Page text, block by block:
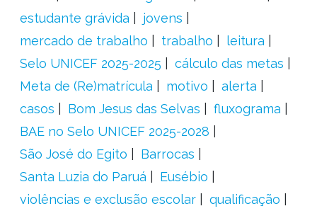
estudante grávida
jovens
mercado de trabalho
trabalho
leitura
Selo UNICEF 2025-2025
cálculo das metas
Meta de (Re)matrícula
motivo
alerta
casos
Bom Jesus das Selvas
fluxograma
BAE no Selo UNICEF 2025-2028
São José do Egito
Barrocas
Santa Luzia do Paruá
Eusébio
violências e exclusão escolar
qualificação